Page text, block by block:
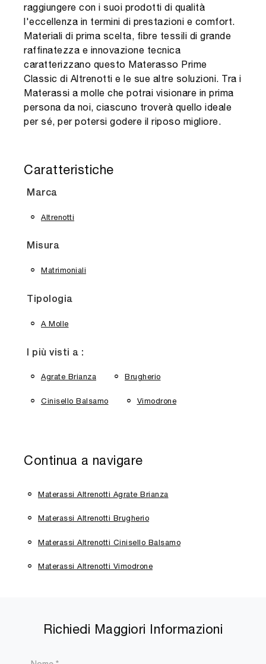
raggiungere con i suoi prodotti di qualità
l'eccellenza in termini di prestazioni e comfort.
Materiali di prima scelta, fibre tessili di grande
raffinatezza e innovazione tecnica
caratterizzano questo Materasso Prime
Classic di Altrenotti e le sue altre soluzioni. Tra i
Materassi a molle che potrai visionare in prima
persona da noi, ciascuno troverà quello ideale
per sé, per potersi godere il riposo migliore.
Caratteristiche
Marca
Altrenotti
Misura
Matrimoniali
Tipologia
A Molle
I più visti a :
Agrate Brianza Brugherio
Cinisello Balsamo Vimodrone
Continua a navigare
Materassi Altrenotti Agrate Brianza
Materassi Altrenotti Brugherio
Materassi Altrenotti Cinisello Balsamo
Materassi Altrenotti Vimodrone
Richiedi Maggiori Informazioni